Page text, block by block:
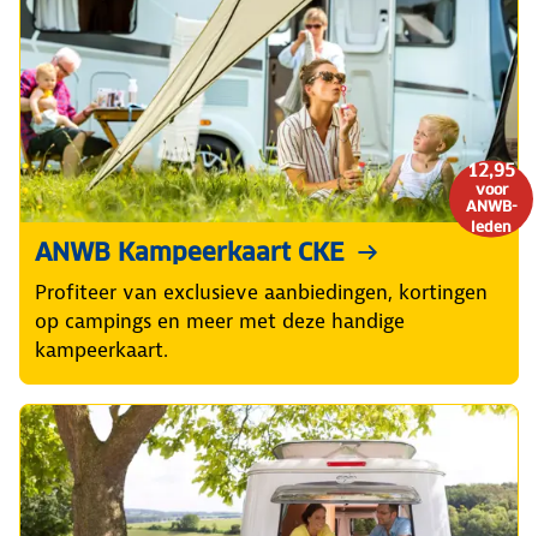
12,95
voor
ANWB-
leden
ANWB Kampeerkaart CKE
Profiteer van exclusieve aanbiedingen, kortingen
op campings en meer met deze handige
kampeerkaart.